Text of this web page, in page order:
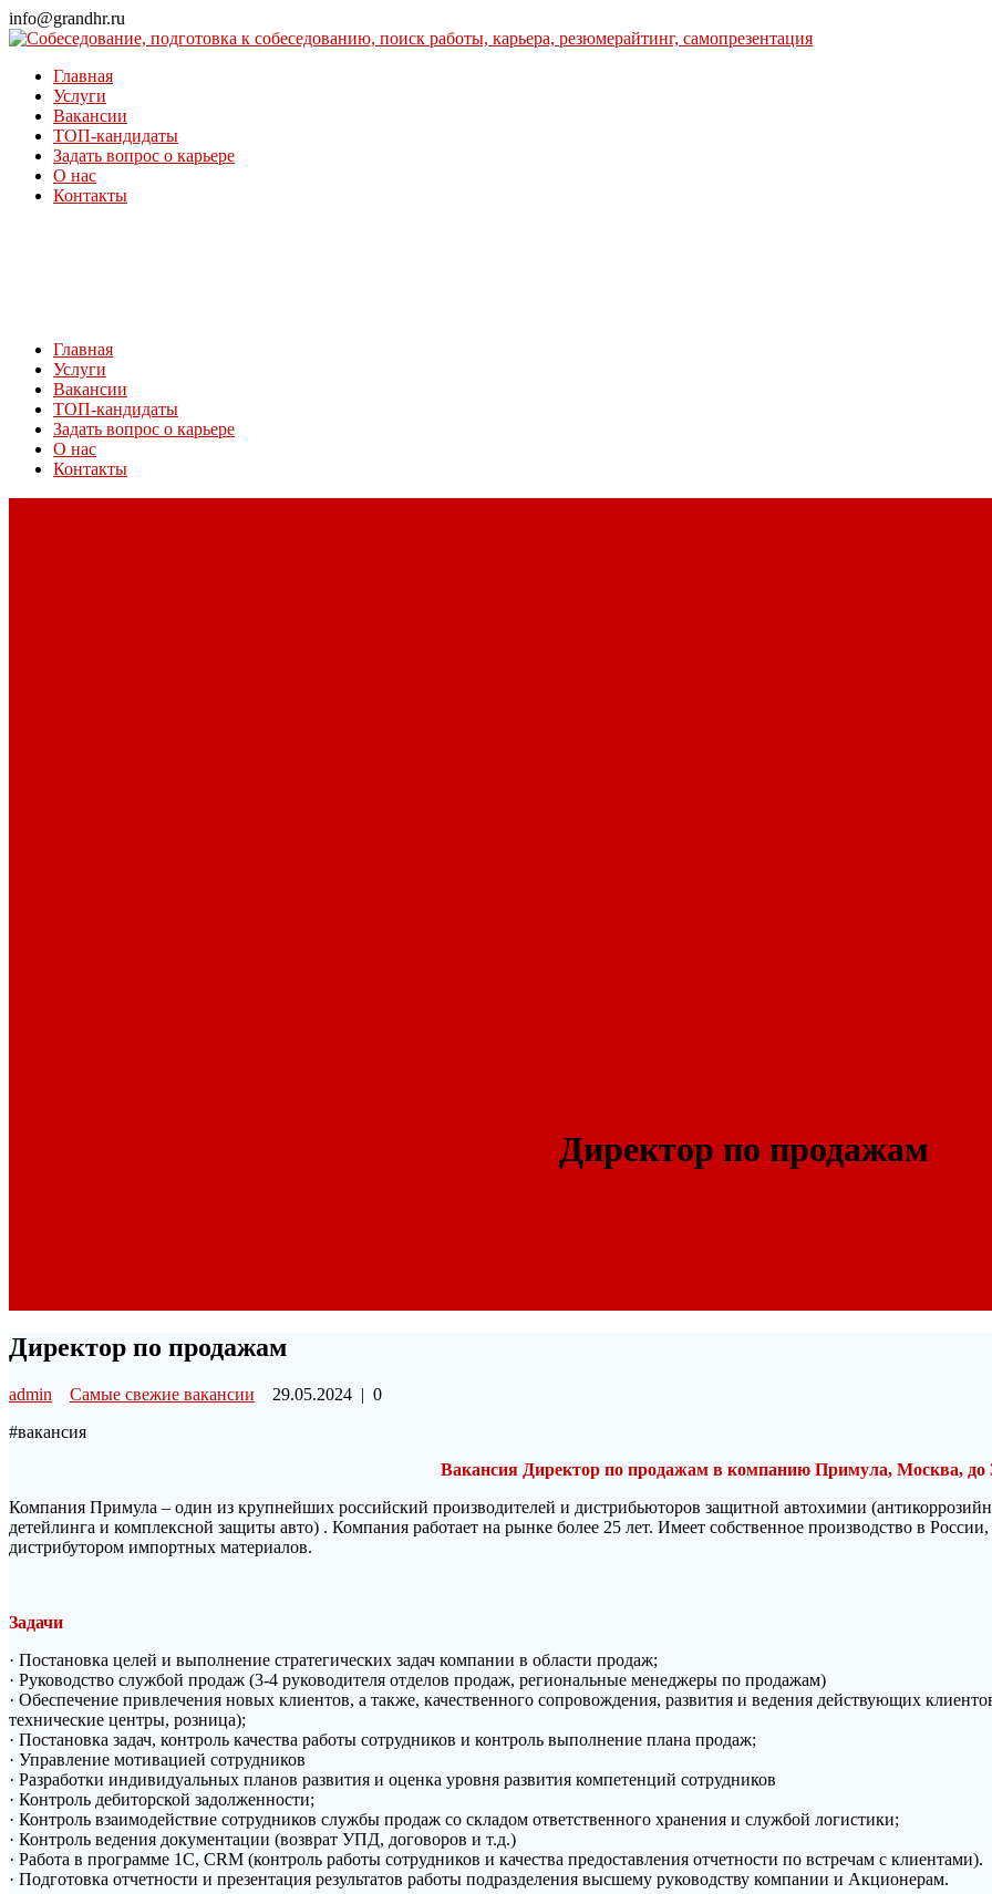
Перейти
к
info@grandhr.ru
Главная
Услуги
Вакансии
ТОП-кандидаты
Задать вопрос о карьере
О нас
Контакты
Главная
Услуги
Вакансии
ТОП-кандидаты
Задать вопрос о карьере
О нас
Контакты
Директор по продажам
Директор по продажам
admin Самые свежие вакансии 29.05.2024 | 0
#вакансия
Вакансия Директор по продажам в компанию Примула, Москва, до
Компания Примула – один из крупнейших российский производителей и дистрибьюторов защитной автохимии
детейлинга и комплексной защиты авто) . Компания работает на рынке более 25 лет. Имеет собственное производство в
дистрибутором импортных материалов.
Задачи
· Постановка целей и выполнение стратегических задач компании в области продаж;
· Руководство службой продаж (3-4 руководителя отделов продаж, региональные менеджеры по продажам)
· Обеспечение привлечения новых клиентов, а также, качественного сопровождения, развития и ведения действующих
технические центры, розница);
· Постановка задач, контроль качества работы сотрудников и контроль выполнение плана продаж;
· Управление мотивацией сотрудников
· Разработки индивидуальных планов развития и оценка уровня развития компетенций сотрудников
· Контроль дебиторской задолженности;
· Контроль взаимодействие сотрудников службы продаж со складом ответственного хранения и службой логистики;
· Контроль ведения документации (возврат УПД, договоров и т.д.)
· Работа в программе 1С, CRM (контроль работы сотрудников и качества предоставления отчетности по встречам с клиентами).
· Подготовка отчетности и презентация результатов работы подразделения высшему руководству компании и Акционерам.